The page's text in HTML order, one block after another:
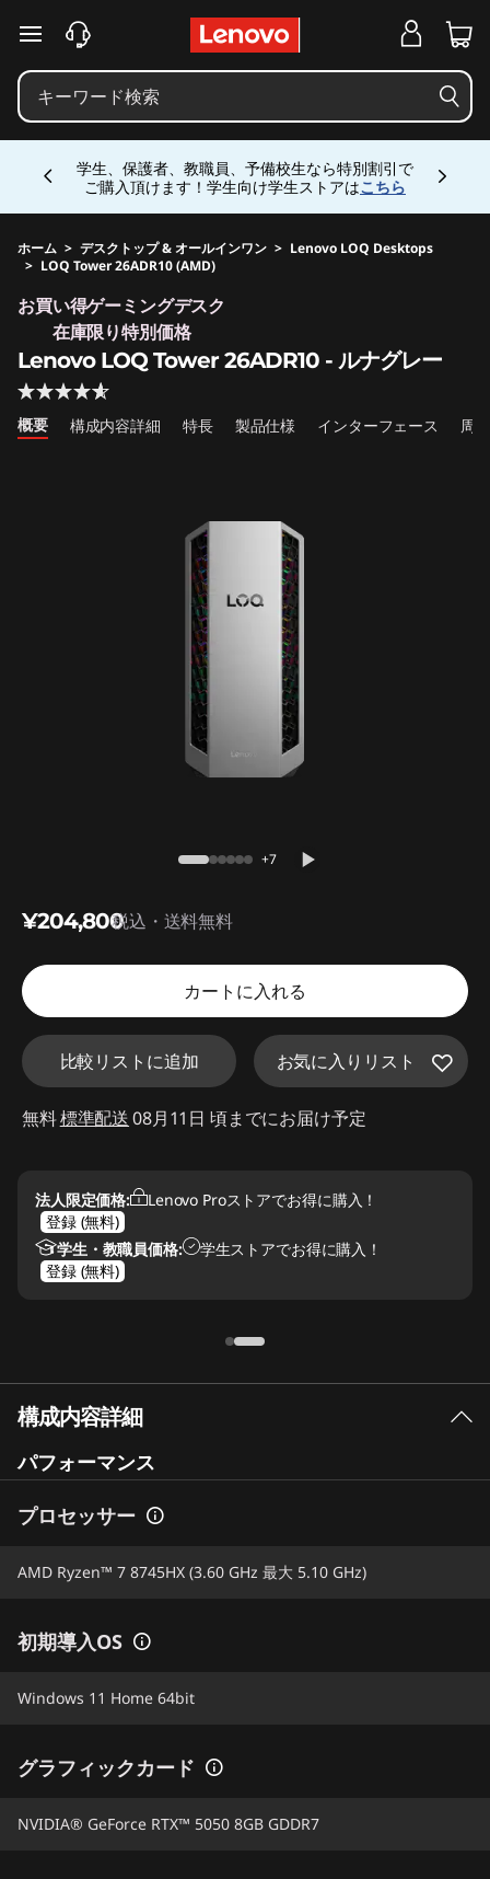
p
a
o
メインコンテンツにスキップする
お電話購入相談窓口 ☎ 法人:0120-148-333 法人
専用ストア会員登録 (無料) 詳細はこちら
専用会
場はこちら
ホーム > デスクトップ & オールインワン > Lenovo LOQ Desktops
> LOQ Tower 26ADR10 (AMD)
お買い得ゲーミングデスク
在庫限り特別価格
Lenovo LOQ Tower 26ADR10 - ルナグレー
概要 構成内容詳細 特長 製品仕様 インターフェース 周
+7
¥204,800税込・送料無料
カートに入れる
比較リストに追加 お気に入りリスト
無料標準配送08月11日 頃までにお届け予定
法人限定価格:
Lenovo Proストアでお得に購入！
登録 (無料)
学生・教職員価格:
学生ストアでお得に購入！
登録 (無料)
構成内容詳細
パフォーマンス
プロセッサー
AMD Ryzen™ 7 8745HX (3.60 GHz 最大 5.10 GHz)
初期導入OS
Windows 11 Home 64bit
グラフィックカード
NVIDIA® GeForce RTX™ 5050 8GB GDDR7